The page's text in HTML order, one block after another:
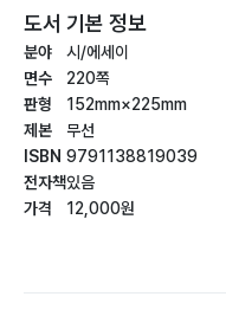
도서 기본 정보
분야
면수
판형
제본
ISBN
전자책
가격
시/에세이
220쪽
152mm×225mm
무선
9791138819039
있음
12,000원